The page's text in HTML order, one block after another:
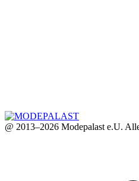
@ 2013–2026 Modepalast e.U.